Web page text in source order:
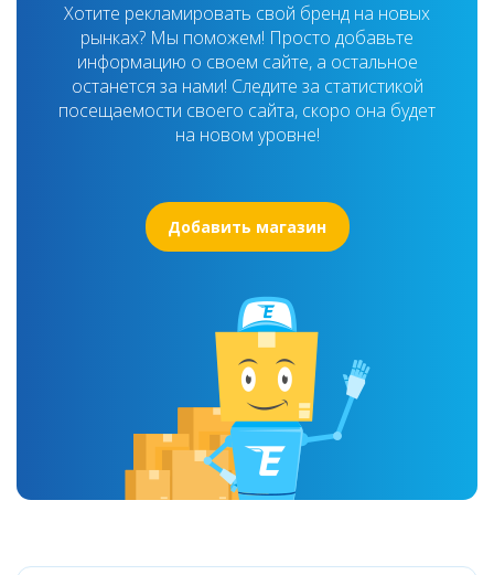
Хотите рекламировать свой бренд на новых
рынках? Мы поможем! Просто добавьте
информацию о своем сайте, а остальное
останется за нами! Следите за статистикой
посещаемости своего сайта, скоро она будет
на новом уровне!
Добавить магазин